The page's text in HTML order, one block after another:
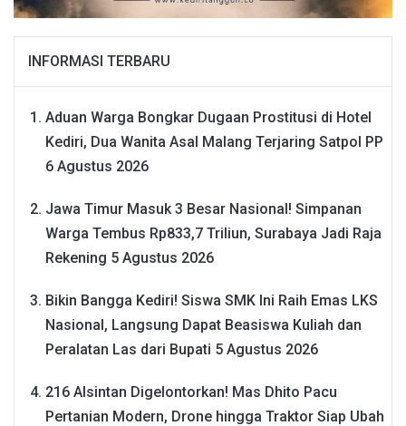
INFORMASI TERBARU
Aduan Warga Bongkar Dugaan Prostitusi di Hotel
Kediri, Dua Wanita Asal Malang Terjaring Satpol PP
6 Agustus 2026
Jawa Timur Masuk 3 Besar Nasional! Simpanan
Warga Tembus Rp833,7 Triliun, Surabaya Jadi Raja
Rekening 5 Agustus 2026
Bikin Bangga Kediri! Siswa SMK Ini Raih Emas LKS
Nasional, Langsung Dapat Beasiswa Kuliah dan
Peralatan Las dari Bupati 5 Agustus 2026
216 Alsintan Digelontorkan! Mas Dhito Pacu
Pertanian Modern, Drone hingga Traktor Siap Ubah